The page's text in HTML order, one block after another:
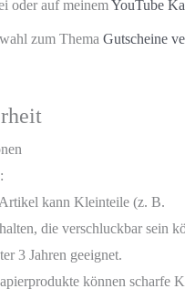
oder auf meinemYouTube
zum Thema Gutscheine
kann Kleinteile (z. B.
die verschluckbar sein
3 Jahren geeignet.
können scharfe